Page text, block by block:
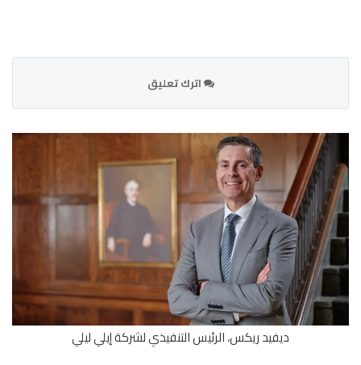
اترك تعليق
ديفيد ريكس، الرئيس التنفيذي لشركة إيلي ليلي